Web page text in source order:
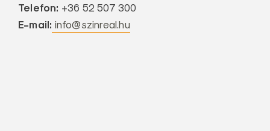
Telefon: +36 52 507 300
E-mail: info@szinreal.hu